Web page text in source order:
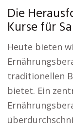
Die
Kurse für
Heute bieten
traditionellen
bietet. Ein